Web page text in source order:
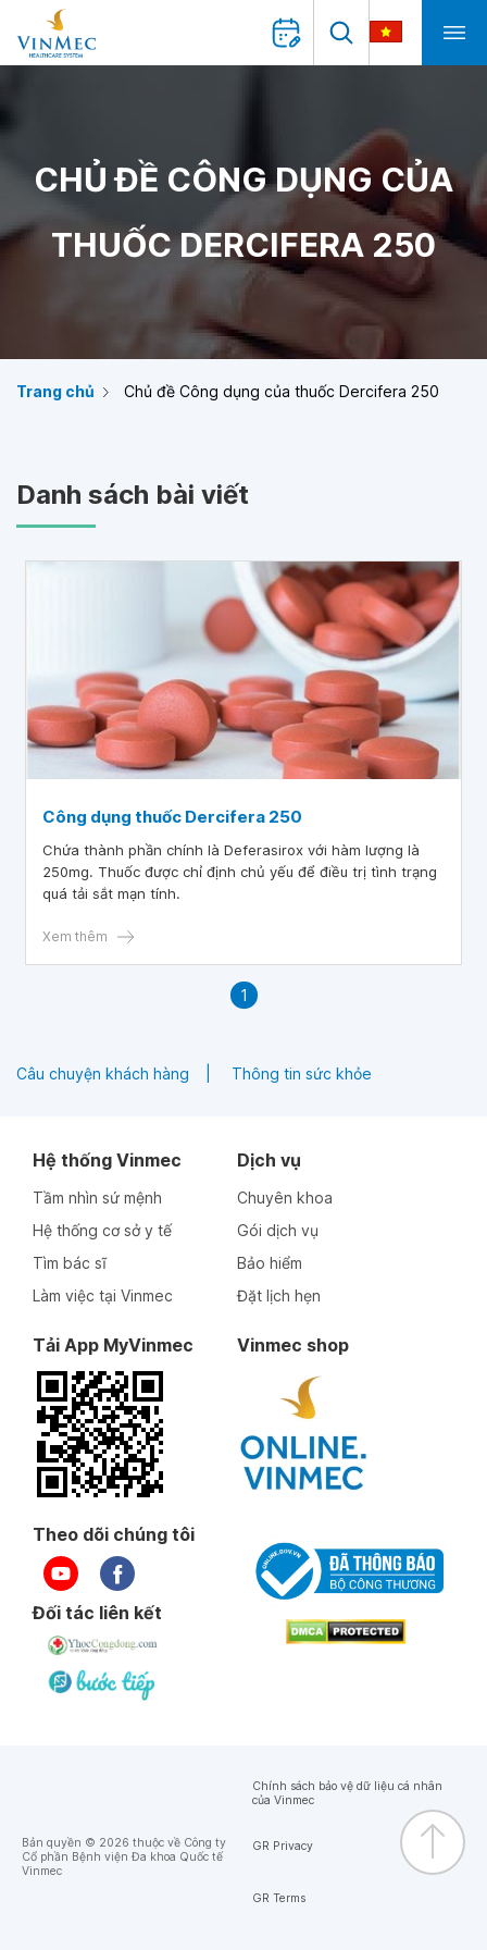
CHỦ ĐỀ CÔNG DỤNG CỦA
THUỐC DERCIFERA 250
Trang chủ Chủ đề Công dụng của thuốc Dercifera 250
Danh sách bài viết
Công dụng thuốc Dercifera 250
Chứa thành phần chính là Deferasirox với hàm lượng là
250mg. Thuốc được chỉ định chủ yếu để điều trị tình trạng
quá tải sắt mạn tính.
Xem thêm
1
Câu chuyện khách hàng Thông tin sức khỏe
Hệ thống Vinmec
Tầm nhìn sứ mệnh
Hệ thống cơ sở y tế
Tìm bác sĩ
Làm việc tại Vinmec
Dịch vụ
Chuyên khoa
Gói dịch vụ
Bảo hiểm
Đặt lịch hẹn
Tải App MyVinmec Vinmec shop
Theo dõi chúng tôi
Đối tác liên kết
Bản quyền © 2026 thuộc về Công ty
Cổ phần Bệnh viện Đa khoa Quốc tế
Vinmec
Chính sách bảo vệ dữ liệu cá nhân
của Vinmec
GR Privacy
GR Terms